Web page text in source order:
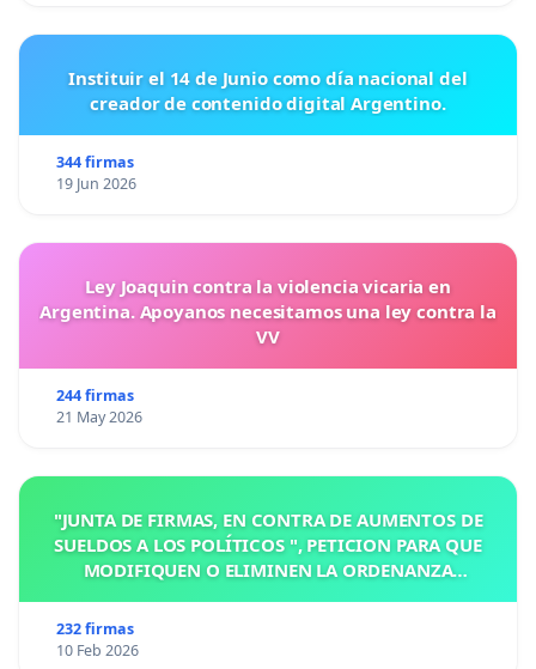
Instituir el 14 de Junio como día nacional del
creador de contenido digital Argentino.
344 firmas
19 Jun 2026
Ley Joaquin contra la violencia vicaria en
Argentina. Apoyanos necesitamos una ley contra la
VV
244 firmas
21 May 2026
"JUNTA DE FIRMAS, EN CONTRA DE AUMENTOS DE
SUELDOS A LOS POLÍTICOS ", PETICION PARA QUE
MODIFIQUEN O ELIMINEN LA ORDENANZA
232 firmas
10 Feb 2026